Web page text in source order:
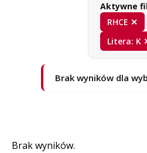
Aktywne
RHCE ✕
Litera: K
Brak wyników dla
Brak wyników.